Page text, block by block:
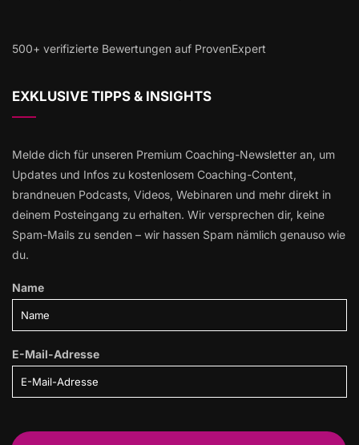
500+ verifizierte Bewertungen auf ProvenExpert
EXKLUSIVE TIPPS & INSIGHTS
Melde dich für unseren Premium Coaching-Newsletter an, um
Updates und Infos zu kostenlosem Coaching-Content,
brandneuen Podcasts, Videos, Webinaren und mehr direkt in
deinem Posteingang zu erhalten. Wir versprechen dir, keine
Spam-Mails zu senden – wir hassen Spam nämlich genauso wie
du.
Name
E-Mail-Adresse